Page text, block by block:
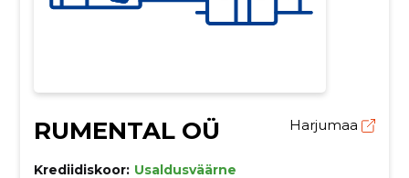
RUMENTAL OÜ Harjumaa
Krediidiskoor: Usaldusväärne